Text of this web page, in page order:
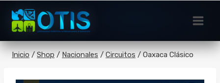
contenido
Inicio / Shop / Nacionales / Circuitos / Oaxaca Clásico